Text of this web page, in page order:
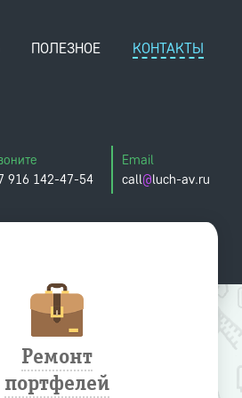
ПОЛЕЗНОЕ КОНТАКТЫ
916 142-47-54
Email
call@luch-av.ru
Ремонт
портфелей